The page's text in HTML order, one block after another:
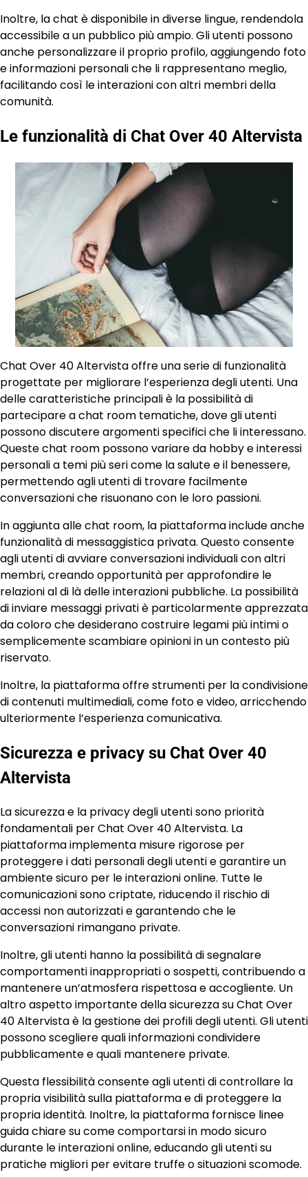
Inoltre, la chat è disponibile in diverse lingue, rendendola
accessibile a un pubblico più ampio. Gli utenti possono
anche personalizzare il proprio profilo, aggiungendo foto
e informazioni personali che li rappresentano meglio,
facilitando così le interazioni con altri membri della
comunità.
Le funzionalità di Chat Over 40 Altervista
Chat Over 40 Altervista offre una serie di funzionalità
progettate per migliorare l’esperienza degli utenti. Una
delle caratteristiche principali è la possibilità di
partecipare a chat room tematiche, dove gli utenti
possono discutere argomenti specifici che li interessano.
Queste chat room possono variare da hobby e interessi
personali a temi più seri come la salute e il benessere,
permettendo agli utenti di trovare facilmente
conversazioni che risuonano con le loro passioni.
In aggiunta alle chat room, la piattaforma include anche
funzionalità di messaggistica privata. Questo consente
agli utenti di avviare conversazioni individuali con altri
membri, creando opportunità per approfondire le
relazioni al di là delle interazioni pubbliche. La possibilità
di inviare messaggi privati è particolarmente apprezzata
da coloro che desiderano costruire legami più intimi o
semplicemente scambiare opinioni in un contesto più
riservato.
Inoltre, la piattaforma offre strumenti per la condivisione
di contenuti multimediali, come foto e video, arricchendo
ulteriormente l’esperienza comunicativa.
Sicurezza e privacy su Chat Over 40
Altervista
La sicurezza e la privacy degli utenti sono priorità
fondamentali per Chat Over 40 Altervista. La
piattaforma implementa misure rigorose per
proteggere i dati personali degli utenti e garantire un
ambiente sicuro per le interazioni online. Tutte le
comunicazioni sono criptate, riducendo il rischio di
accessi non autorizzati e garantendo che le
conversazioni rimangano private.
Inoltre, gli utenti hanno la possibilità di segnalare
comportamenti inappropriati o sospetti, contribuendo a
mantenere un’atmosfera rispettosa e accogliente. Un
altro aspetto importante della sicurezza su Chat Over
40 Altervista è la gestione dei profili degli utenti. Gli utenti
possono scegliere quali informazioni condividere
pubblicamente e quali mantenere private.
Questa flessibilità consente agli utenti di controllare la
propria visibilità sulla piattaforma e di proteggere la
propria identità. Inoltre, la piattaforma fornisce linee
guida chiare su come comportarsi in modo sicuro
durante le interazioni online, educando gli utenti su
pratiche migliori per evitare truffe o situazioni scomode.